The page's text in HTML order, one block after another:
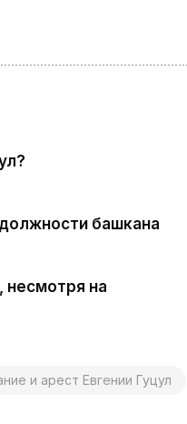
башкана
на
и арест Евгении Гуцул